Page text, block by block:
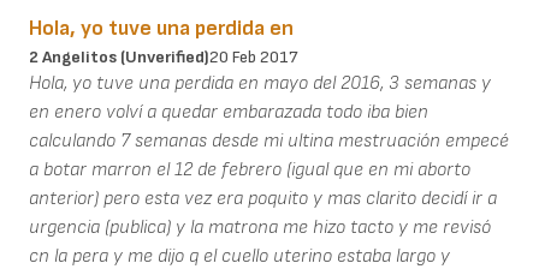
Hola, yo tuve una perdida en
2 Angelitos (unverified)20 Feb 2017
Hola, yo tuve una perdida en mayo del 2016, 3 semanas y
en enero volví a quedar embarazada todo iba bien
calculando 7 semanas desde mi ultina mestruación empecé
a botar marron el 12 de febrero (igual que en mi aborto
anterior) pero esta vez era poquito y mas clarito decidí ir a
urgencia (publica) y la matrona me hizo tacto y me revisó
cn la pera y me dijo q el cuello uterino estaba largo y